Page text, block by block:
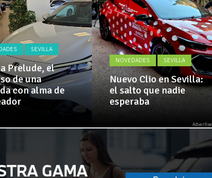
y
mucho
más!
SEVILLA
Prelude, el
de una
con alma de
NOVEDADES SEVILLA
Nuevo Clio en Sevilla:
el salto que nadie
esperaba